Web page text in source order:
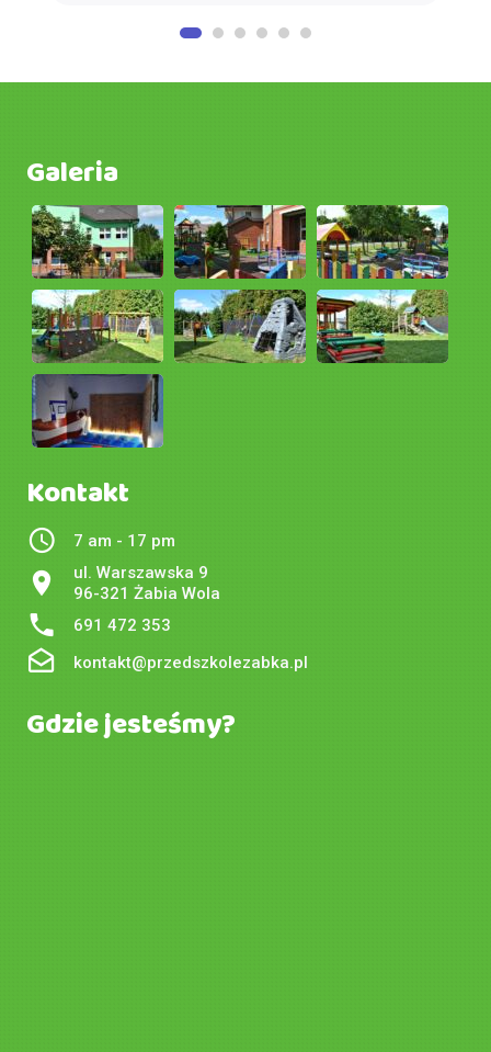
Galeria
Kontakt
7 am - 17 pm
ul. Warszawska 9
96-321 Żabia Wola
691 472 353
kontakt@przedszkolezabka.pl
Gdzie jesteśmy?